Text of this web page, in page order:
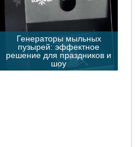
Генераторы мыльных
пузырей: эффектное
решение для праздников и
шоу